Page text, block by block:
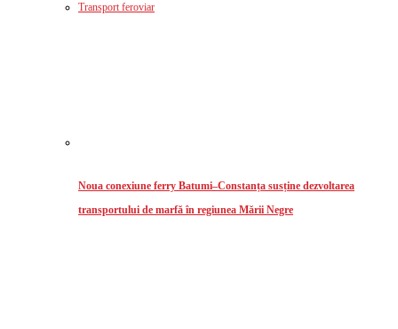
Transport feroviar
Noua conexiune ferry Batumi–Constanța susține dezvoltarea
transportului de marfă în regiunea Mării Negre